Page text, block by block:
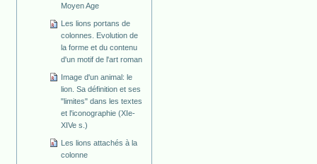
Moyen Age
Les lions portans de
colonnes. Evolution de
la forme et du contenu
d'un motif de l'art roman
Image d'un animal: le
lion. Sa définition et ses
"limites" dans les textes
et l'iconographie (XIe-
XIVe s.)
Les lions attachés à la
colonne